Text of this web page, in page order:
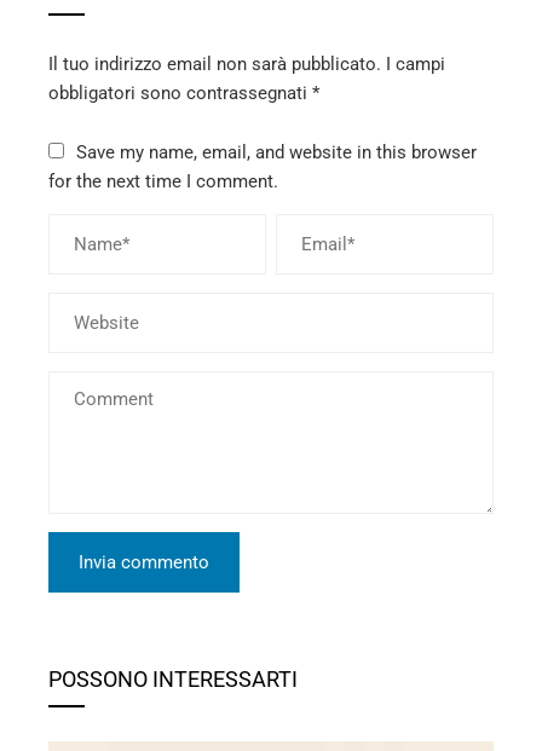
Il tuo indirizzo email non sarà pubblicato. I campi
obbligatori sono contrassegnati *
Save my name, email, and website in this browser
for the next time I comment.
POSSONO INTERESSARTI